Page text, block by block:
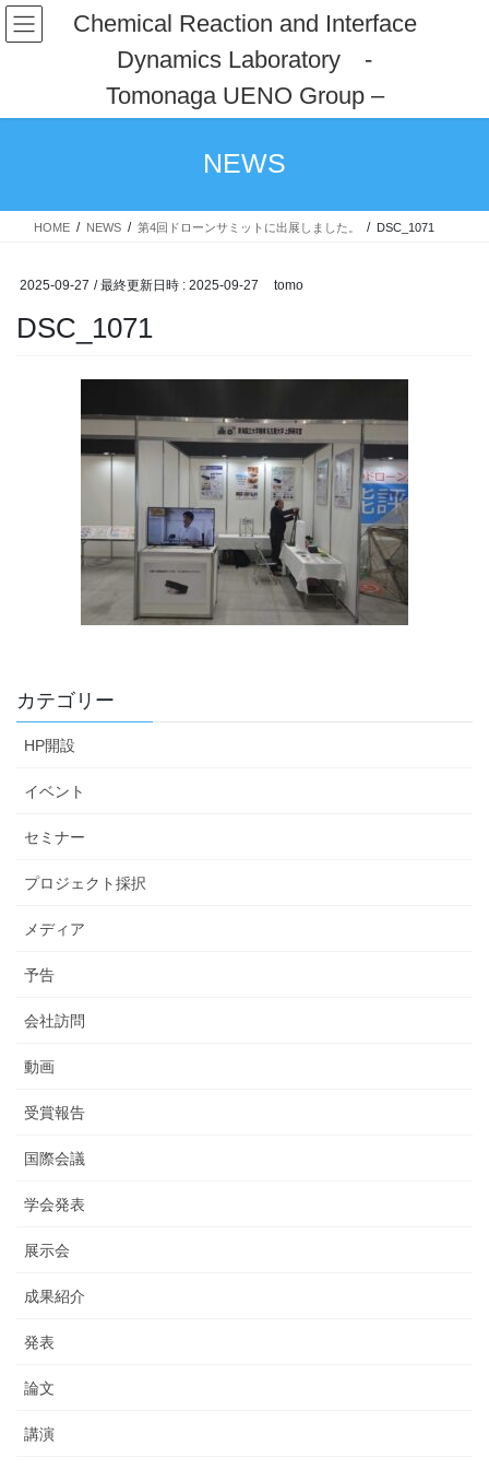
コ
ン
プ
ナ
ビ
動
Chemical Reaction and Interface
Dynamics Laboratory -
Tomonaga UENO Group –
NEWS
HOME NEWS 第4回ドローンサミットに出展しました。 DSC_1071
2025-09-27 / 最終更新日時 : 2025-09-27 tomo
DSC_1071
カテゴリー
HP開設
イベント
セミナー
プロジェクト採択
メディア
予告
会社訪問
動画
受賞報告
国際会議
学会発表
展示会
成果紹介
発表
論文
講演